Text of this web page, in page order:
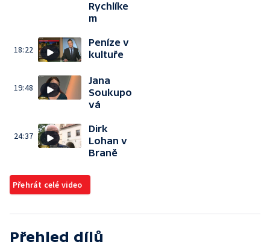
Rychlíke
m
18:22
Peníze v
kultuře
19:48
Jana
Soukupo
vá
24:37
Dirk
Lohan v
Braně
Přehrát celé video
Přehled dílů